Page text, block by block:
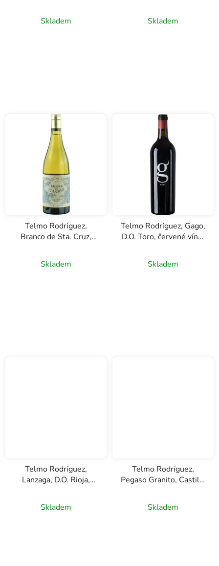
víno, 0,75l
Skladem
Skladem
Telmo Rodríguez,
Branco de Sta. Cruz,
víno, 0,75l
Skladem
Telmo Rodríguez, Gago,
D.O. Toro, červené víno,
Skladem
Telmo Rodríguez,
Lanzaga, D.O. Rioja,
Skladem
Telmo Rodríguez,
Pegaso Granito, Castilla
0,75l
Skladem